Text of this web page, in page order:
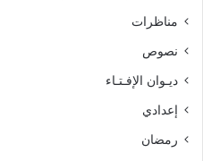
مناظرات
نصوص
ديـوان الإفـتـاء
إعدادي
رمضان